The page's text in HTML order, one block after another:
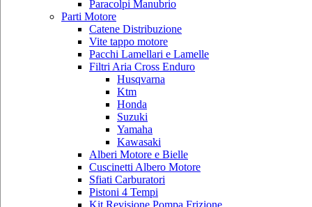
Paracolpi Manubrio
Parti Motore
Catene Distribuzione
Vite tappo motore
Pacchi Lamellari e Lamelle
Filtri Aria Cross Enduro
Husqvarna
Ktm
Honda
Suzuki
Yamaha
Kawasaki
Alberi Motore e Bielle
Cuscinetti Albero Motore
Sfiati Carburatori
Pistoni 4 Tempi
Kit Revisione Pompa Frizione